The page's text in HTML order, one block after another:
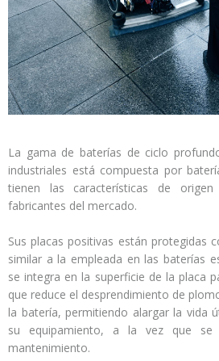
La gama de baterías de ciclo
industriales está compuesta por
tienen las características de
fabricantes del mercado.
Sus placas positivas están protegidas
similar a la empleada en las baterías
se integra en la superficie de la placa
que reduce el desprendimiento de
la batería, permitiendo alargar la vida
su equipamiento, a la vez que se
mantenimiento.